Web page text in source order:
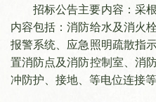
招标公告主要内容：采
内容包括：消防给水及消火
报警系统、应急照明疏散指
置消防点及消防控制室、消
冲防护、接地、等电位连接等